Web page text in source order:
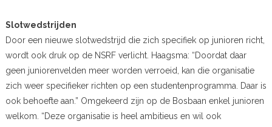
Slotwedstrijden
Door een nieuwe slotwedstrijd die zich specifiek op junioren richt,
wordt ook druk op de NSRF verlicht. Haagsma: “Doordat daar
geen juniorenvelden meer worden verroeid, kan die organisatie
zich weer specifieker richten op een studentenprogramma. Daar is
ook behoefte aan.” Omgekeerd zijn op de Bosbaan enkel junioren
welkom. “Deze organisatie is heel ambitieus en wil ook